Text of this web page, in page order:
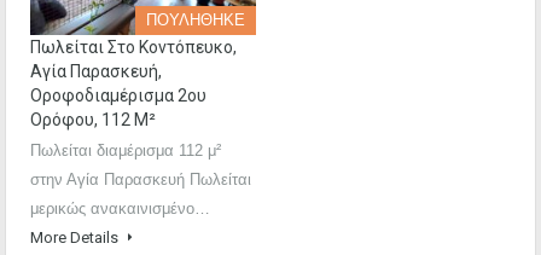
ΠΟΥΛΗΘΗΚΕ
Πωλείται Στο Κοντόπευκο,
Αγία Παρασκευή,
Οροφοδιαμέρισμα 2ου
Ορόφου, 112 Μ²
Πωλείται διαμέρισμα 112 μ²
στην Αγία Παρασκευή Πωλείται
μερικώς ανακαινισμένο…
More Details